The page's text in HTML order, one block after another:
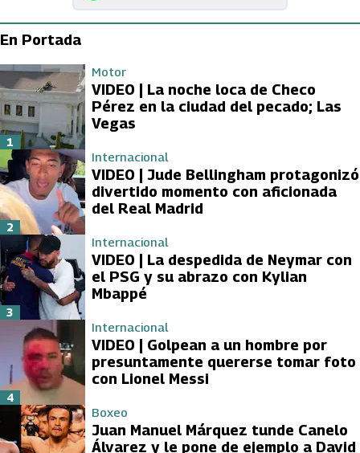
En Portada
Motor
VIDEO | La noche loca de Checo
Pérez en la ciudad del pecado; Las
Vegas
1
Internacional
VIDEO | Jude Bellingham protagonizó
divertido momento con aficionada
del Real Madrid
2
Internacional
VIDEO | La despedida de Neymar con
el PSG y su abrazo con Kylian
Mbappé
3
Internacional
VIDEO | Golpean a un hombre por
presuntamente quererse tomar foto
con Lionel Messi
4
Boxeo
Juan Manuel Márquez tunde Canelo
Álvarez y le pone de ejemplo a David